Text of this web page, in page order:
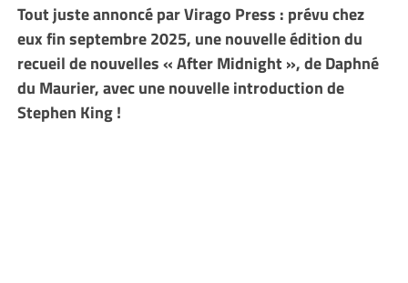
Tout juste annoncé par Virago Press : prévu chez
eux fin septembre 2025, une nouvelle édition du
recueil de nouvelles « After Midnight », de Daphné
du Maurier, avec une nouvelle introduction de
Stephen King !